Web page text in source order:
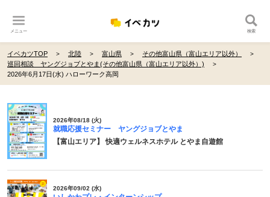
メニュー 検索
イベカツTOP 北陸 富山県
その他富山県（富山エリア以外）
巡回相談 ヤングジョブとやま(その他富山県（富山エリア以外）)
2026年6月17日(水) ハローワーク高岡
2026年08/18 (火)
就職応援セミナー ヤングジョブとやま
【富山エリア】 快適ウェルネスホテル とやま自遊館
2026年09/02 (水)